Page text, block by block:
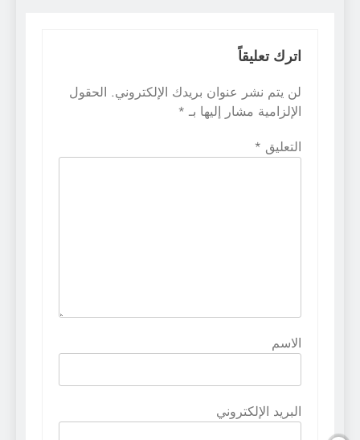
اترك تعليقاً
لن يتم نشر عنوان بريدك الإلكتروني. الحقول
الإلزامية مشار إليها بـ *
التعليق *
الاسم
البريد الإلكتروني